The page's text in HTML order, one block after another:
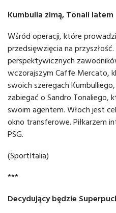
Kumbulla zimą, Tonali latem
Wśród operacji, które
przedsięwzięcia na
perspektywicznych
wczorajszym Caffe Mercato,
swoich szeregach
zabiegać o Sandro Tonaliego,
swoim agentem. Włoch jest
okno transferowe. Piłkarzem
PSG.
(SportItalia)
***
Decydujący będzie